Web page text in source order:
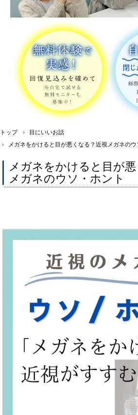
トップ
目にいいお話
メガネをかけると目が悪くなる？近視メガネのウ
メガネをかけると目が
メガネのウソ・ホント